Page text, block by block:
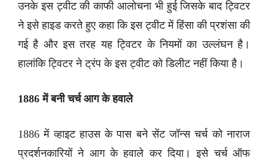
उनके इस ट्वीट की काफी आलोचना भी हुई जिसके बाद ट्विटर
ने इसे हाइड करते हुए कहा कि इस ट्वीट में हिंसा की प्रशंसा की
गई है और इस तरह यह ट्विटर के नियमों का उल्लंघन है।
हालांकि ट्विटर ने ट्रंप के इस ट्वीट को डिलीट नहीं किया है।
1886 में बनी चर्च आग के हवाले
1886 में व्हाइट हाउस के पास बने सेंट जॉन्स चर्च को नाराज
प्रदर्शनकारियों ने आग के हवाले कर दिया। इसे चर्च ऑफ